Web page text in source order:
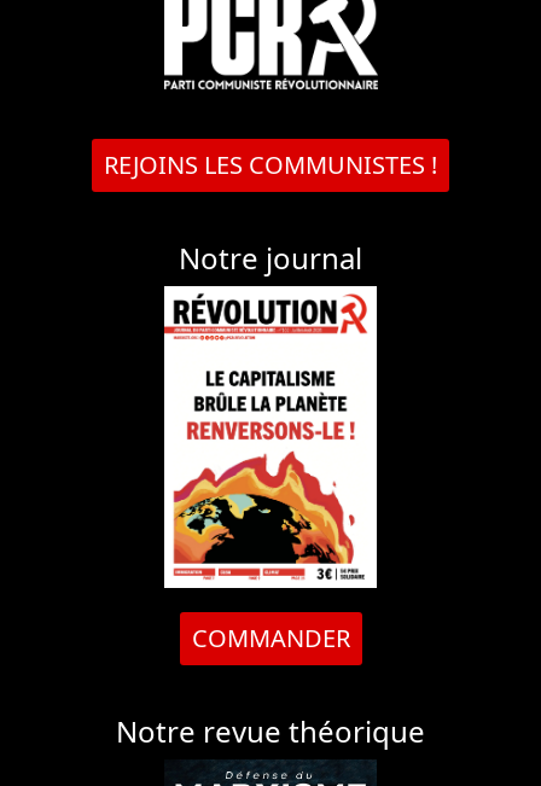
REJOINS LES COMMUNISTES !
Notre journal
COMMANDER
Notre revue théorique